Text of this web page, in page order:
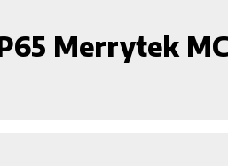
Merrytek